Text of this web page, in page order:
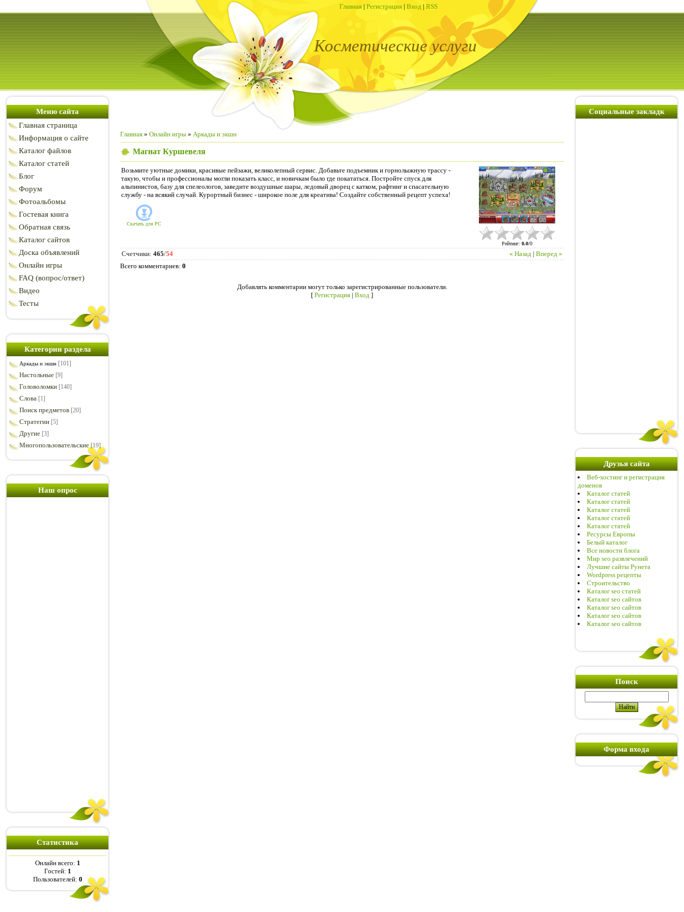
Главная | Регистрация | Вход | RSS
Косметические услуги
Меню сайта
Главная страница
Информация о сайте
Каталог файлов
Каталог статей
Блог
Форум
Фотоальбомы
Гостевая книга
Обратная связь
Каталог сайтов
Доска объявлений
Онлайн игры
FAQ (вопрос/ответ)
Видео
Тесты
Категории раздела
Аркады и экшн [101]
Настольные [9]
Головоломки [140]
Слова [1]
Поиск предметов [20]
Стратегии [5]
Другие [3]
Многопользовательские [19]
Наш опрос
Статистика
Онлайн всего: 1
Гостей: 1
Пользователей: 0
Главная » Онлайн игры » Аркады и экшн
Магнат Куршевеля
Возьмите уютные домики, красивые пейзажи, великолепный сервис. Добавьте подъемник и горнолыжную трассу -
такую, чтобы и профессионалы могли показать класс, и новичкам было где покататься. Постройте спуск для
альпинистов, базу для спелеологов, заведите воздушные шары, ледовый дворец с катком, рафтинг и спасательную
службу - на всякий случай. Курортный бизнес - широкое поле для креатива! Создайте собственный рецепт успеха!
Скачать для PC
Рейтинг: 0.0/0
« Назад | Вперед »
Счетчики: 465/54
Всего комментариев: 0
Добавлять комментарии могут только зарегистрированные пользователи.
[ Регистрация | Вход ]
Социальные закладк
Друзья сайта
Веб-хостинг и регистрация
доменов
Каталог статей
Каталог статей
Каталог статей
Каталог статей
Каталог статей
Ресурсы Европы
Белый каталог
Все новости блога
Мир seo развлечений
Лучшие сайты Рунета
Wordpress рецепты
Строительство
Каталог seo статей
Каталог seo сайтов
Каталог seo сайтов
Каталог seo сайтов
Каталог seo сайтов
Поиск
Форма входа